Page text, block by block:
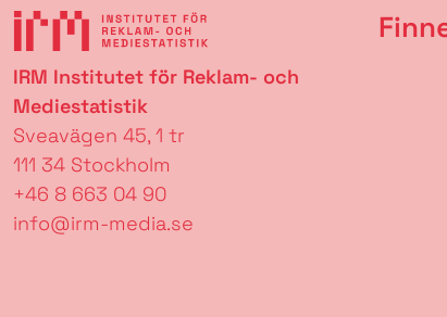
IRM Institutet för Reklam- och
Mediestatistik
Sveavägen 45, 1 tr
111 34 Stockholm
+46 8 663 04 90
info@irm-media.se